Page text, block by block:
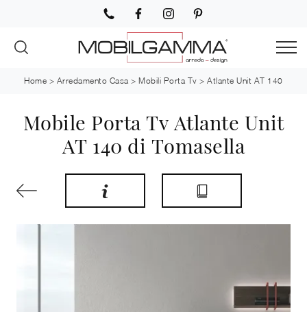
Home > Arredamento Casa >Mobili Porta Tv >Atlante Unit AT 140
Mobile Porta Tv Atlante Unit
AT 140 di Tomasella